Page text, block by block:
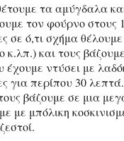
τα αμύγδαλα
τον φούρνο στους
σε ό,τι σχήμα
κ.λπ.) και τους
έχουμε ντύσει με
για περίπου 30
βάζουμε σε μια
με μπόλικη